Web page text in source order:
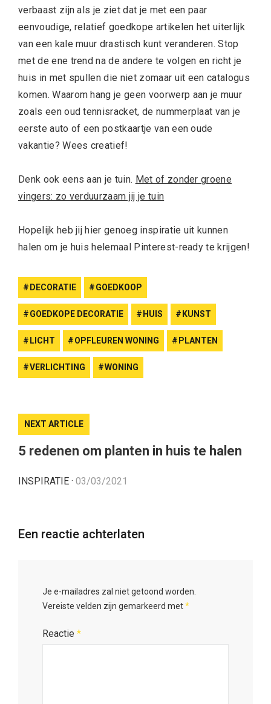
verbaast zijn als je ziet dat je met een paar
eenvoudige, relatief goedkope artikelen het uiterlijk
van een kale muur drastisch kunt veranderen. Stop
met de ene trend na de andere te volgen en richt je
huis in met spullen die niet zomaar uit een catalogus
komen. Waarom hang je geen voorwerp aan je muur
zoals een oud tennisracket, de nummerplaat van je
eerste auto of een postkaartje van een oude
vakantie? Wees creatief!
Denk ook eens aan je tuin. Met of zonder groene
vingers: zo verduurzaam jij je tuin
Hopelijk heb jij hier genoeg inspiratie uit kunnen
halen om je huis helemaal Pinterest-ready te krijgen!
DECORATIE GOEDKOOP
GOEDKOPE DECORATIE HUIS KUNST
LICHT OPFLEUREN WONING PLANTEN
VERLICHTING WONING
NEXT ARTICLE
5 redenen om planten in huis te halen
INSPIRATIE · 03/03/2021
Een reactie achterlaten
Je e-mailadres zal niet getoond worden.
Vereiste velden zijn gemarkeerd met*
Reactie *